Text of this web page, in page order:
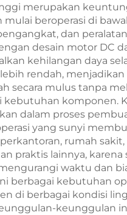
merupakan
mulai beroperasi di
dan
desain motor DC
kehilangan daya
rendah,
secara mulus tanpa
kebutuhan komponen.
dalam proses
yang sunyi
rumah
praktis lainnya,
waktu dan
berbagai kebutuhan
di berbagai kondisi
keunggulan